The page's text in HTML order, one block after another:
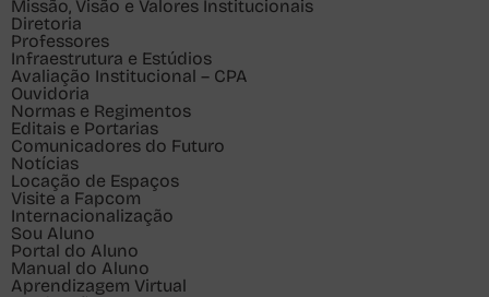
Missão, Visão e Valores Institucionais
Diretoria
Professores
Infraestrutura e Estúdios
Avaliação Institucional – CPA
Ouvidoria
Normas e Regimentos
Editais e Portarias
Comunicadores do Futuro
Notícias
Locação de Espaços
Visite a Fapcom
Internacionalização
Sou Aluno
Portal do Aluno
Manual do Aluno
Aprendizagem Virtual